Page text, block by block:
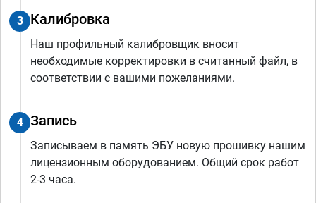
3 Калибровка
Наш профильный калибровщик вносит
необходимые корректировки в считанный файл, в
соответствии с вашими пожеланиями.
4 Запись
Записываем в память ЭБУ новую прошивку нашим
лицензионным оборудованием. Общий срок работ
2-3 часа.